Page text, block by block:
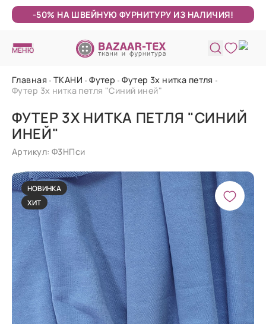
-50% НА ШВЕЙНУЮ ФУРНИТУРУ ИЗ НАЛИЧИЯ!
МЕНЮ
Главная ТКАНИ Футер
Футер 3х нитка петля
Футер 3х нитка петля "Синий иней"
ФУТЕР 3Х НИТКА ПЕТЛЯ "СИНИЙ
ИНЕЙ"
Артикул: Ф3НПси
НОВИНКА
ХИТ